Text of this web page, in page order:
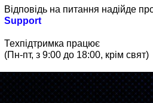
Відповідь на питання надійде
Support
Техпідтримка працює
(Пн-пт, з 9:00 до 18:00, крім свят)